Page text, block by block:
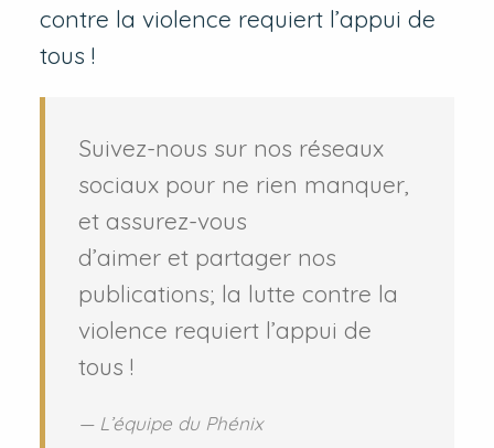
contre la violence requiert l’appui de
tous !
Suivez-nous sur nos réseaux
sociaux pour ne rien manquer,
et assurez-vous
d’aimer et partager nos
publications; la lutte contre la
violence requiert l’appui de
tous !
L’équipe du Phénix